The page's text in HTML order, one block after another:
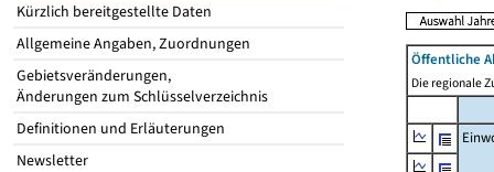
Kürzlich bereitgestellte Daten
Allgemeine Angaben, Zuordnungen
Gebietsveränderungen,
Änderungen zum Schlüsselverzeichnis
Definitionen und Erläuterungen
Newsletter
Öffentliche
Die regionale